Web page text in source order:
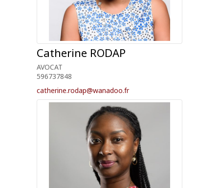
Catherine RODAP
AVOCAT
596737848
catherine.rodap@wanadoo.fr